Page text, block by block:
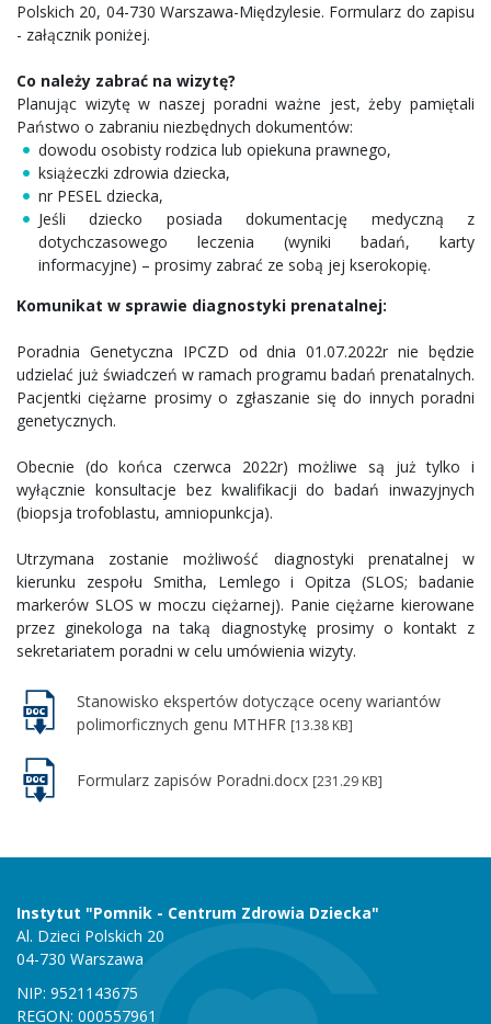
Polskich 20, 04-730 Warszawa-Międzylesie. Formularz do zapisu
- załącznik poniżej.
Co należy zabrać na wizytę?
Planując wizytę w naszej poradni ważne jest, żeby pamiętali
Państwo o zabraniu niezbędnych dokumentów:
dowodu osobisty rodzica lub opiekuna prawnego,
książeczki zdrowia dziecka,
nr PESEL dziecka,
Jeśli dziecko posiada dokumentację medyczną z
dotychczasowego leczenia (wyniki badań, karty
informacyjne) – prosimy zabrać ze sobą jej kserokopię.
Komunikat w sprawie diagnostyki prenatalnej:
Poradnia Genetyczna IPCZD od dnia 01.07.2022r nie będzie
udzielać już świadczeń w ramach programu badań prenatalnych.
Pacjentki ciężarne prosimy o zgłaszanie się do innych poradni
genetycznych.
Obecnie (do końca czerwca 2022r) możliwe są już tylko i
wyłącznie konsultacje bez kwalifikacji do badań inwazyjnych
(biopsja trofoblastu, amniopunkcja).
Utrzymana zostanie możliwość diagnostyki prenatalnej w
kierunku zespołu Smitha, Lemlego i Opitza (SLOS; badanie
markerów SLOS w moczu ciężarnej). Panie ciężarne kierowane
przez ginekologa na taką diagnostykę prosimy o kontakt z
sekretariatem poradni w celu umówienia wizyty.
Stanowisko ekspertów dotyczące oceny wariantów
polimorficznych genu MTHFR [13.38 KB]
Formularz zapisów Poradni.docx [231.29 KB]
Instytut "Pomnik - Centrum Zdrowia Dziecka"
Al. Dzieci Polskich 20
04-730 Warszawa
NIP: 9521143675
REGON: 000557961